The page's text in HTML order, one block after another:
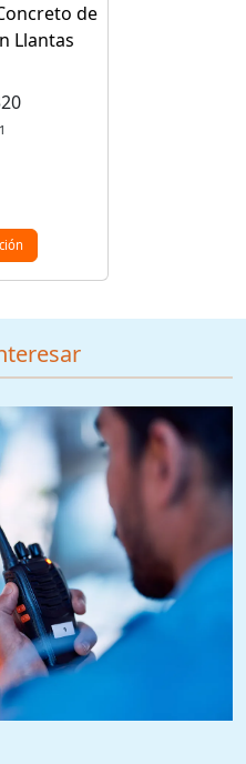
de
Llantas